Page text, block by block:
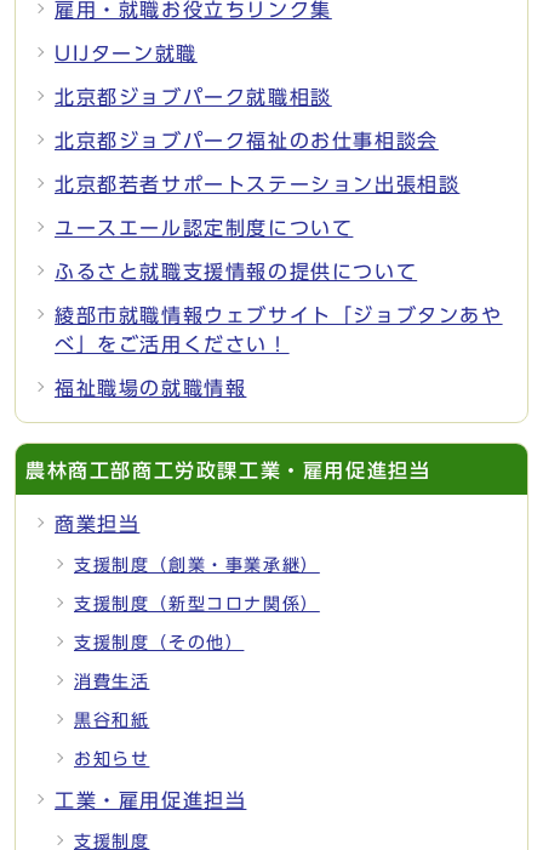
雇用・就職お役立ちリンク集
UIJターン就職
北京都ジョブパーク就職相談
北京都ジョブパーク福祉のお仕事相談会
北京都若者サポートステーション出張相談
ユースエール認定制度について
ふるさと就職支援情報の提供について
綾部市就職情報ウェブサイト「ジョブタンあや
べ」をご活用ください！
福祉職場の就職情報
農林商工部商工労政課工業・雇用促進担当
商業担当
支援制度（創業・事業承継）
支援制度（新型コロナ関係）
支援制度（その他）
消費生活
黒谷和紙
お知らせ
工業・雇用促進担当
支援制度